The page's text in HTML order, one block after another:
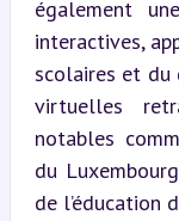
également
interactives,
scolaires et du
virtuelles
notables
du
de l’éducation